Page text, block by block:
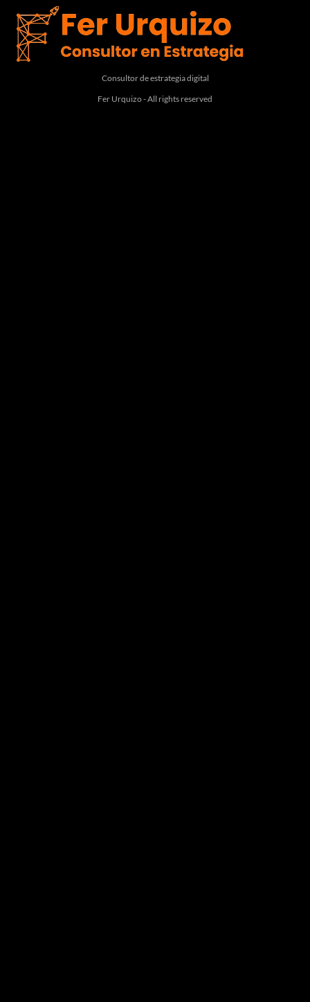
Consultor de estrategia digital
Fer Urquizo - All rights reserved